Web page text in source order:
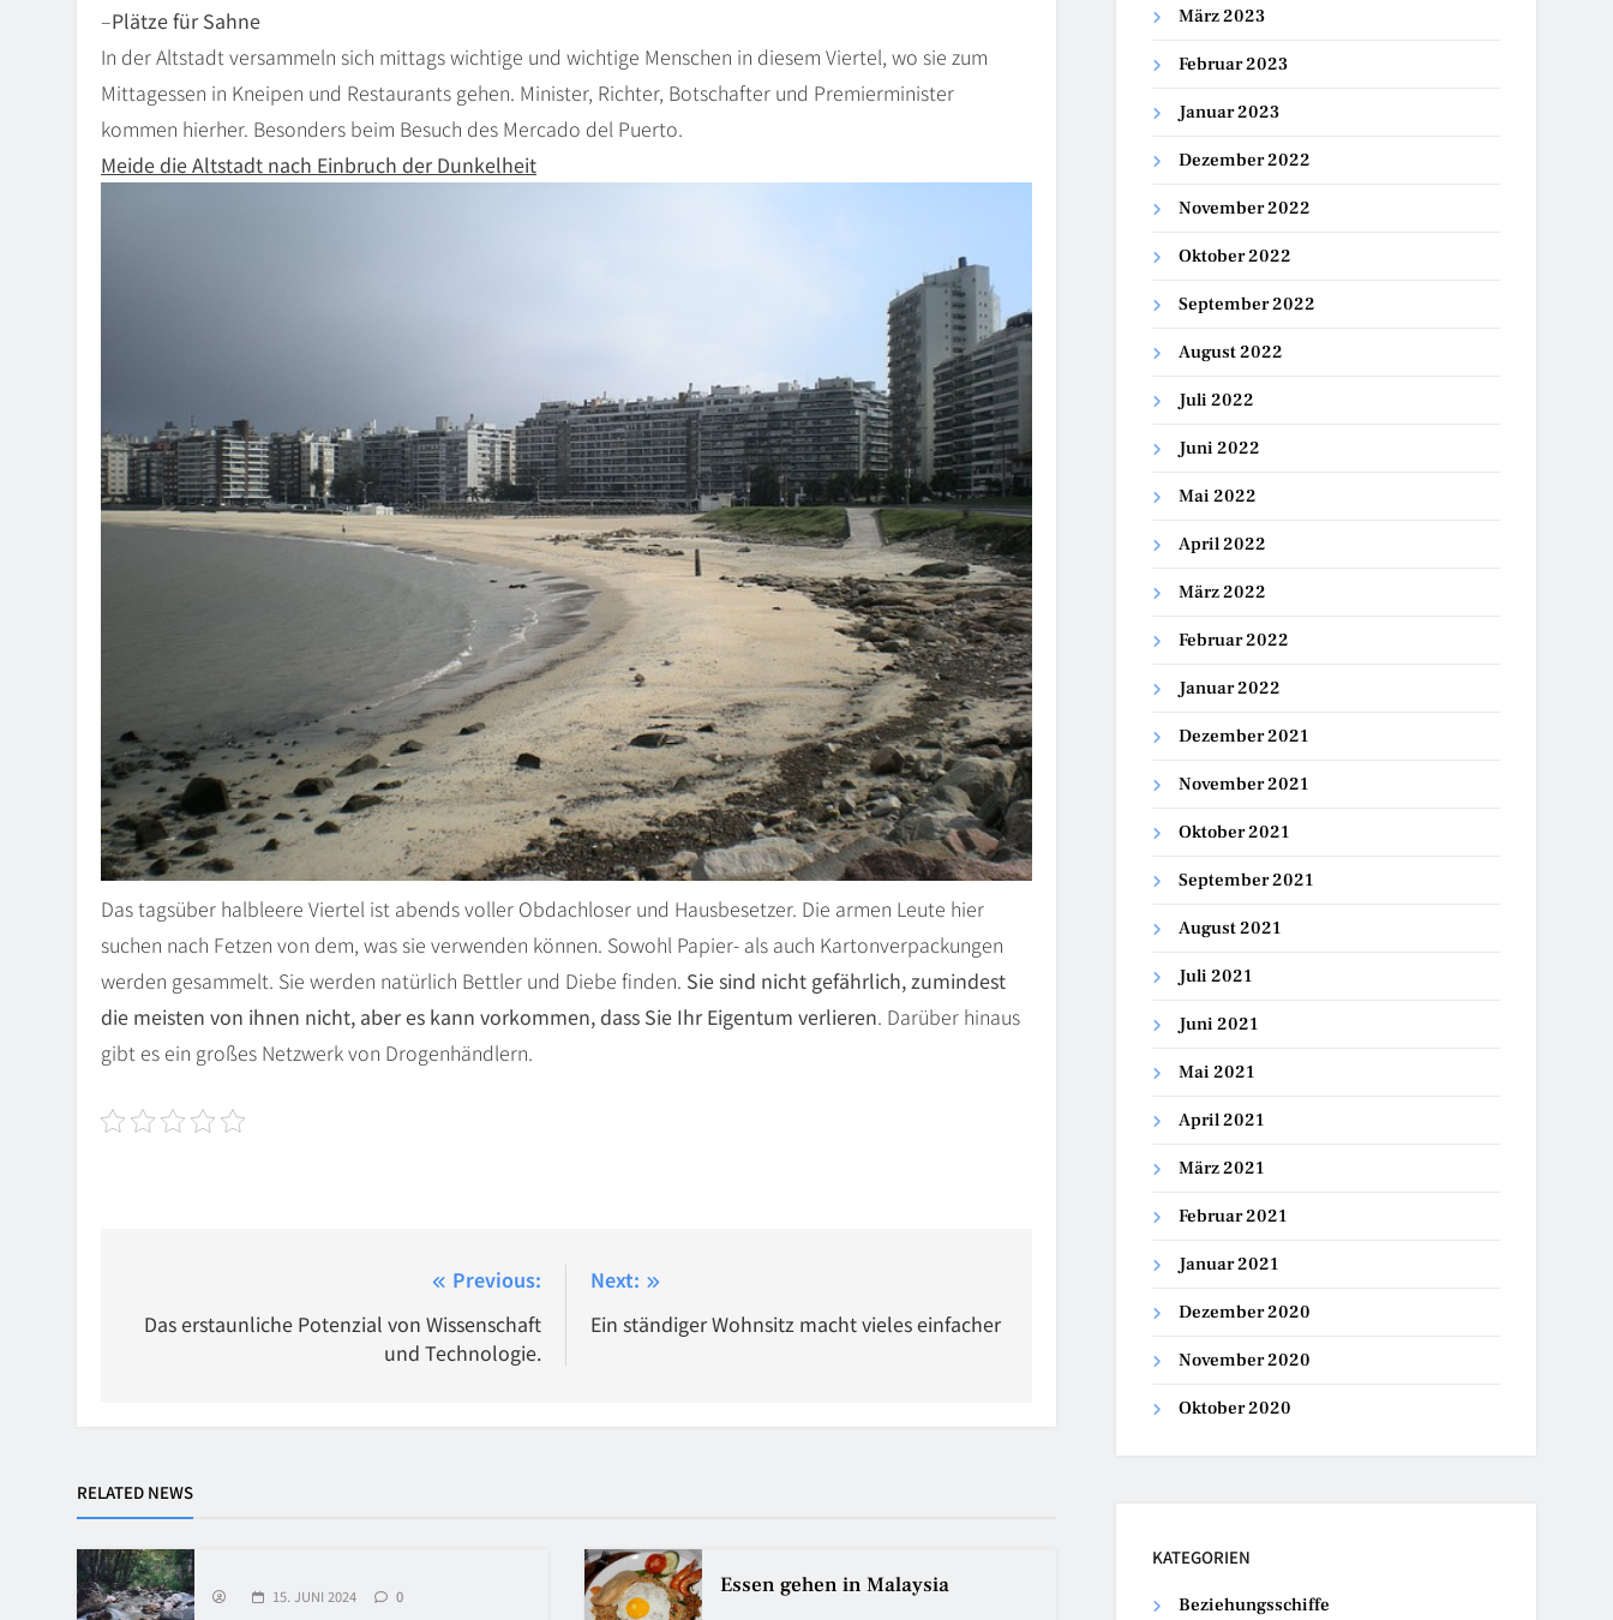
–Plätze für Sahne
In der Altstadt versammeln sich mittags wichtige und wichtige Menschen in diesem Viertel, wo sie zum
Mittagessen in Kneipen und Restaurants gehen. Minister, Richter, Botschafter und Premierminister
kommen hierher. Besonders beim Besuch des Mercado del Puerto.
Meide die Altstadt nach Einbruch der Dunkelheit
Das tagsüber halbleere Viertel ist abends voller Obdachloser und Hausbesetzer. Die armen Leute hier
suchen nach Fetzen von dem, was sie verwenden können. Sowohl Papier- als auch Kartonverpackungen
werden gesammelt. Sie werden natürlich Bettler und Diebe finden. Sie sind nicht gefährlich, zumindest
die meisten von ihnen nicht, aber es kann vorkommen, dass Sie Ihr Eigentum verlieren. Darüber hinaus
gibt es ein großes Netzwerk von Drogenhändlern.
Previous:
Das erstaunliche Potenzial von Wissenschaft
und Technologie.
Next:
Ein ständiger Wohnsitz macht vieles einfacher
RELATED NEWS
15. JUNI 2024 0 Essen gehen in Malaysia
März 2023
Februar 2023
Januar 2023
Dezember 2022
November 2022
Oktober 2022
September 2022
August 2022
Juli 2022
Juni 2022
Mai 2022
April 2022
März 2022
Februar 2022
Januar 2022
Dezember 2021
November 2021
Oktober 2021
September 2021
August 2021
Juli 2021
Juni 2021
Mai 2021
April 2021
März 2021
Februar 2021
Januar 2021
Dezember 2020
November 2020
Oktober 2020
KATEGORIEN
Beziehungsschiffe